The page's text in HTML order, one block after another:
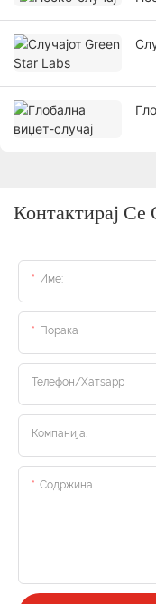
Контактирај Се
Име:
Порака
Телефон/Хатsapp
Компанија.
Содржина